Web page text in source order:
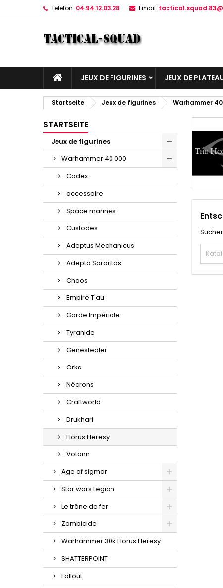
Telefon: 04.94.12.03.28 Email:
JEUX DE FIGURINES JEUX DE
Startseite Jeux de figurines Warhammer
STARTSEITE
Jeux de figurines
Warhammer 40 000
Codex
accessoire
Space marines
Custodes
Adeptus Mechanicus
Adepta Sororitas
Chaos
Empire T'au
Garde Impériale
Tyranide
Genestealer
Orks
Nécrons
Craftworld
Drukhari
Horus Heresy
Votann
Age of sigmar
Star wars Legion
Le trône de fer
Zombicide
Warhammer 30k Horus Heresy
SHATTERPOINT
Fallout